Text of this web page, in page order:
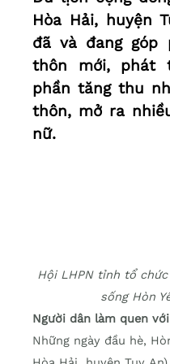
Hòa Hải, huyện
đã và đang góp
thôn mới, phát
phần tăng thu
thôn, mở ra
nữ.
Hội LHPN tỉnh tổ
sống Hòn
Người dân làm quen
Những ngày đầu hè,